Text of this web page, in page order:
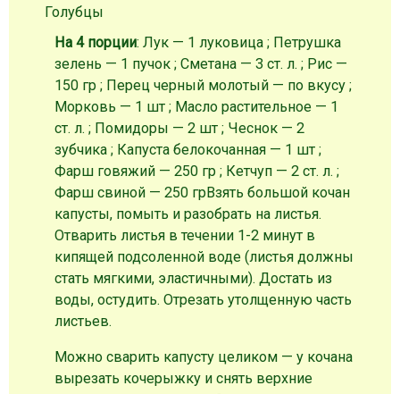
Голубцы
На 4 порции: Лук — 1 луковица ; Петрушка
зелень — 1 пучок ; Сметана — 3 ст. л. ; Рис —
150 гр ; Перец черный молотый — по вкусу ;
Морковь — 1 шт ; Масло растительное — 1
ст. л. ; Помидоры — 2 шт ; Чеснок — 2
зубчика ; Капуста белокочанная — 1 шт ;
Фарш говяжий — 250 гр ; Кетчуп — 2 ст. л. ;
Фарш свиной — 250 грВзять большой кочан
капусты, помыть и разобрать на листья.
Отварить листья в течении 1-2 минут в
кипящей подсоленной воде (листья должны
стать мягкими, эластичными). Достать из
воды, остудить. Отрезать утолщенную часть
листьев.
Можно сварить капусту целиком — у кочана
вырезать кочерыжку и снять верхние